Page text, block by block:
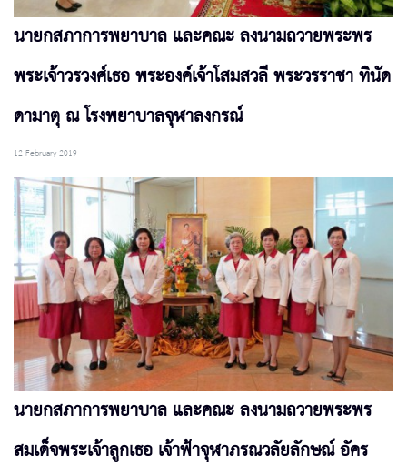
นายกสภาการพยาบาล และคณะ ลงนามถวายพระพร
พระเจ้าวรวงศ์เธอ พระองค์เจ้าโสมสวลี พระวรราชา ทินัด
ดามาตุ ณ โรงพยาบาลจุฬาลงกรณ์
12 February 2019
นายกสภาการพยาบาล และคณะ ลงนามถวายพระพร
สมเด็จพระเจ้าลูกเธอ เจ้าฟ้าจุฬาภรณวลัยลักษณ์ อัคร